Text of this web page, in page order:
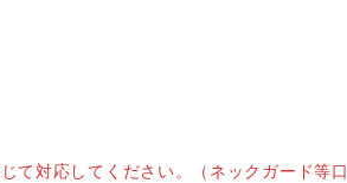
て対応してください。（ネックガード等口